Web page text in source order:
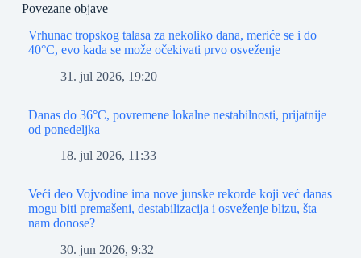
Povezane objave
Vrhunac tropskog talasa za nekoliko dana, meriće se i do
40°C, evo kada se može očekivati prvo osveženje
31. jul 2026, 19:20
Danas do 36°C, povremene lokalne nestabilnosti, prijatnije
od ponedeljka
18. jul 2026, 11:33
Veći deo Vojvodine ima nove junske rekorde koji već danas
mogu biti premašeni, destabilizacija i osveženje blizu, šta
nam donose?
30. jun 2026, 9:32